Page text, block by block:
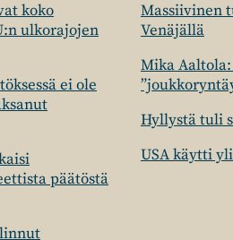
koko
ulkorajojen
ei ole
päätöstä
Massiivinen
Venäjällä
Mika
Hyllystä tuli
USA käytti